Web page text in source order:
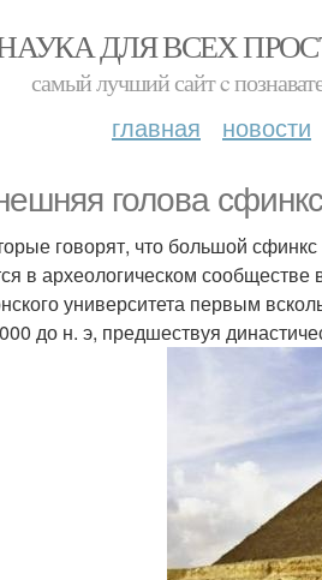
ДЛЯ ВСЕХ
самый лучший сайт c
главная новости
голова
говорят, что большой
в археологическом сообществе
университета первым
до н. э, предшествуя